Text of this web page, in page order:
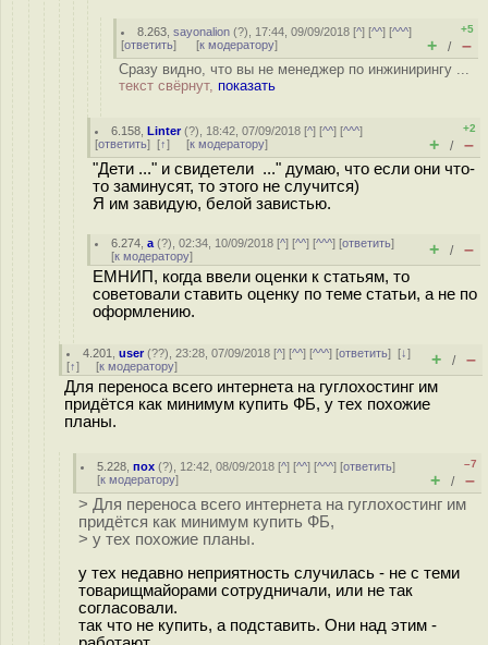
8.263 ,sayonalion (?), 17:44, 09/09/2018 [^] [^^] [^^^]
[ответить] [к модератору]
+5
+ / –
Сразу видно, что вы не менеджер по инжинирингу ...
текст свёрнут, показать
6.158 ,Linter(?), 18:42, 07/09/2018 [^] [^^] [^^^]
[ответить] [↑] [к модератору]
+2
+ / –
"Дети ..." и свидетели ..." думаю, что если они что-
то заминусят, то этого не случится)
Я им завидую, белой завистью.
6.274 ,а (?), 02:34, 10/09/2018 [^] [^^] [^^^] [ответить]
[к модератору] + / –
ЕМНИП, когда ввели оценки к статьям, то
советовали ставить оценку по теме статьи, а не по
оформлению.
4.201 ,user(??), 23:28, 07/09/2018 [^] [^^] [^^^] [ответить][↓]
[↑] [к модератору] + / –
Для переноса всего интернета на гуглохостинг им
придётся как минимум купить ФБ, у тех похожие
планы.
5.228 ,пох (?), 12:42, 08/09/2018 [^] [^^] [^^^] [ответить]
[к модератору]
–7
+ / –
> Для переноса всего интернета на гуглохостинг им
придётся как минимум купить ФБ,
> у тех похожие планы.
у тех недавно неприятность случилась - не с теми
товарищмайорами сотрудничали, или не так
согласовали.
так что не купить, а подставить. Они над этим -